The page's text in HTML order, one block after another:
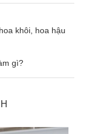
khôi, hoa hậu
gì?